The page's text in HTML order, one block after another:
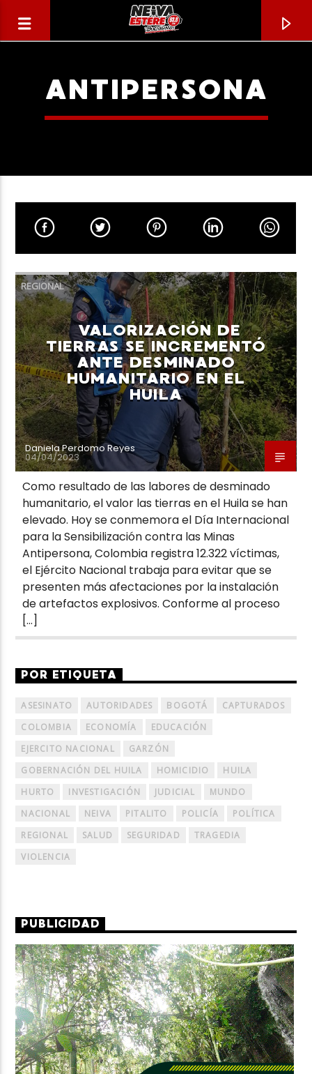
TÍTULO
ARTISTA
Neiva Estereo
ANTIPERSONA
REGIONAL
VALORIZACIÓN DE
TIERRAS SE INCREMENTÓ
ANTE DESMINADO
HUMANITARIO EN EL
HUILA
Daniela Perdomo Reyes
04/04/2023
Como resultado de las labores de desminado
humanitario, el valor las tierras en el Huila se han
elevado. Hoy se conmemora el Día Internacional
para la Sensibilización contra las Minas
Antipersona, Colombia registra 12.322 víctimas,
el Ejército Nacional trabaja para evitar que se
presenten más afectaciones por la instalación
de artefactos explosivos. Conforme al proceso
[…]
POR ETIQUETA
ASESINATO AUTORIDADES BOGOTÁ
CAPTURADOS
COLOMBIA
ECONOMÍA
EDUCACIÓN
EJERCITO NACIONAL
GARZÓN
GOBERNACIÓN DEL HUILA
HOMICIDIO
HUILA
HURTO
INVESTIGACIÓN JUDICIAL
MUNDO
NACIONAL
NEIVA PITALITO POLICÍA
POLÍTICA
REGIONAL
SALUD SEGURIDAD
TRAGEDIA
VIOLENCIA
PUBLICIDAD